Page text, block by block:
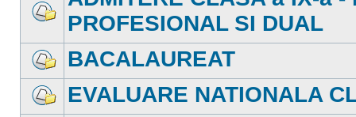
mesaje
necitite
PROFESIONAL SI DUAL
mesaje
necitite
BACALAUREAT
EVALUARE NATIONALA